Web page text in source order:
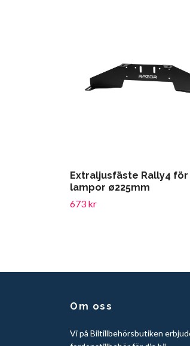
Extraljusfäste Rally4 för
lampor ø225mm
673 kr
Om oss
Vi på Biltillbehörsbutiken